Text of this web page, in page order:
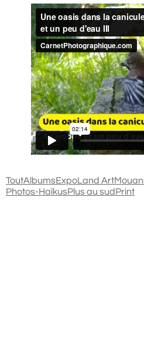
ToutAlbumsExpoLand Art
Photos-HaïkusPlus au sudPrint